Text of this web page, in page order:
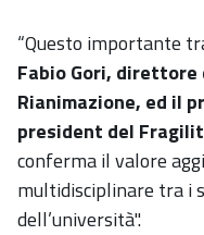
“Questo importante
Fabio Gori,
Rianimazione, ed il
president del
conferma il valore
multidisciplinare tra i
dell’università".